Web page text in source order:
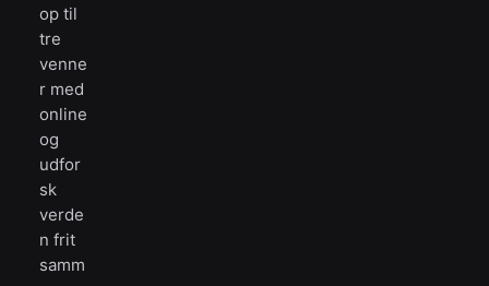
op til
tre
venne
r med
online
og
udfor
sk
verde
n frit
samm